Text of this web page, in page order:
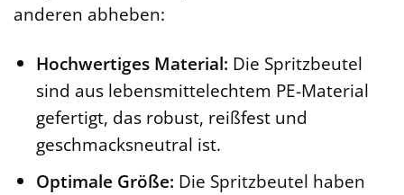
anderen abheben:
Hochwertiges Material: Die Spritzbeutel
sind aus lebensmittelechtem PE-Material
gefertigt, das robust, reißfest und
geschmacksneutral ist.
Optimale Größe: Die Spritzbeutel haben